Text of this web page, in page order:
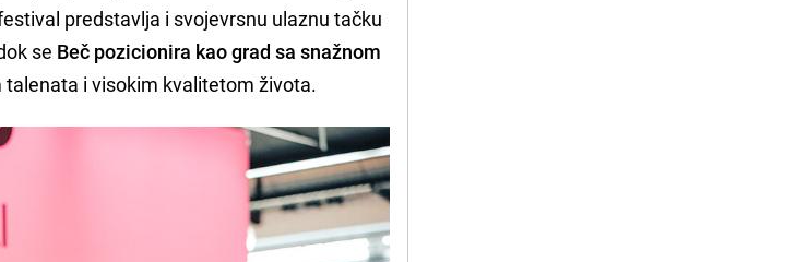
predstavlja i svojevrsnu ulaznu tačku
se Beč pozicionira kao grad sa snažnom
i visokim kvalitetom života.